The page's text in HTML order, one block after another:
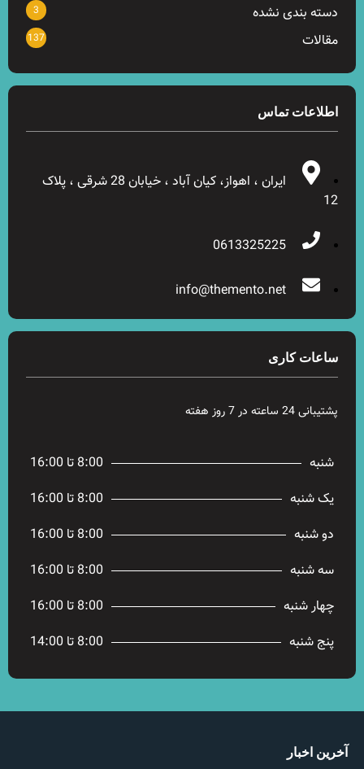
دسته بندی نشده 3
مقالات 137
اطلاعات تماس
ایران ، اهواز، کیان آباد ، خیابان 28 شرقی ، پلاک
12
0613325225
info@themento.net
ساعات کاری
پشتیبانی 24 ساعته در 7 روز هفته
شنبه
8:00 تا 16:00
یک شنبه
8:00 تا 16:00
دو شنبه
8:00 تا 16:00
سه شنبه
8:00 تا 16:00
چهار شنبه
8:00 تا 16:00
پنج شنبه
8:00 تا 14:00
آخرین اخبار